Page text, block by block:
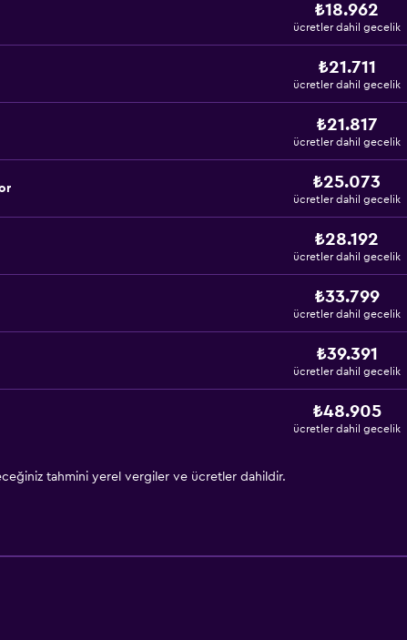
₺18.962
ücretler dahil gecelik
₺21.711
ücretler dahil gecelik
₺21.817
ücretler dahil gecelik
₺25.073
ücretler dahil gecelik
₺28.192
ücretler dahil gecelik
₺33.799
ücretler dahil gecelik
₺39.391
ücretler dahil gecelik
₺48.905
ücretler dahil gecelik
tahmini yerel vergiler ve ücretler dahildir.